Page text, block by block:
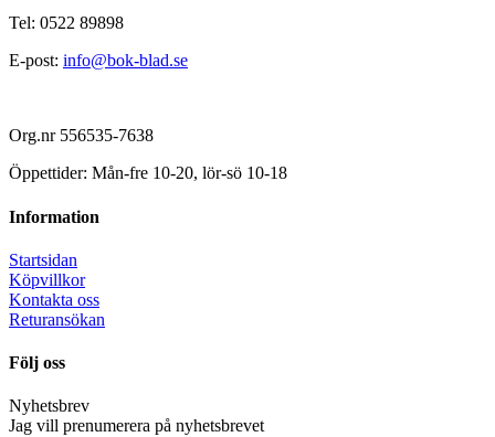
Tel: 0522 89898
E-post: info@bok-blad.se
Org.nr 556535-7638
Öppettider: Mån-fre 10-20, lör-sö 10-18
Information
Startsidan
Köpvillkor
Kontakta oss
Returansökan
Följ oss
Nyhetsbrev
Jag vill prenumerera på nyhetsbrevet